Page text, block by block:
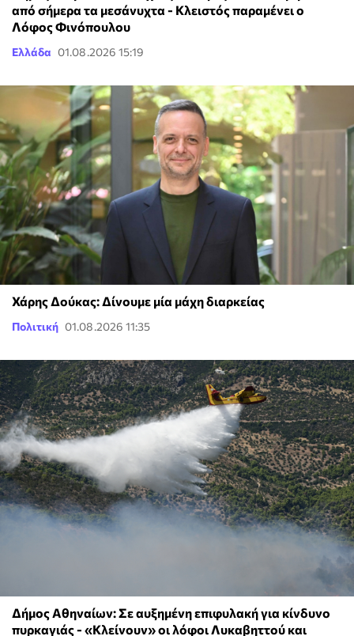
από σήμερα τα μεσάνυχτα - Κλειστός παραμένει ο
Λόφος Φινόπουλου
Ελλάδα 01.08.2026 15:19
Χάρης Δούκας: Δίνουμε μία μάχη διαρκείας
Πολιτική 01.08.2026 11:35
Δήμος Αθηναίων: Σε αυξημένη επιφυλακή για κίνδυνο
πυρκαγιάς - «Κλείνουν» οι λόφοι Λυκαβηττού και